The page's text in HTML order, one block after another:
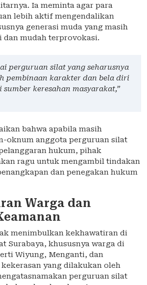
Ia meminta agar para
lebih aktif mengendalikan
generasi muda yang masih
dan mudah terprovokasi.
perguruan silat yang seharusnya
pembinaan karakter dan bela diri
keresahan masyarakat,”
bahwa apabila masih
oknum anggota perguruan silat
hukum, pihak
ragu untuk mengambil tindakan
dan penegakan hukum
Warga dan
menimbulkan kekhawatiran di
Surabaya, khususnya warga di
Wiyung, Menganti, dan
yang dilakukan oleh
perguruan silat